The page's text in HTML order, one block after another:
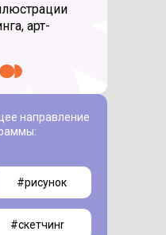
направление
#cкетчинr
#рисунок
арт-